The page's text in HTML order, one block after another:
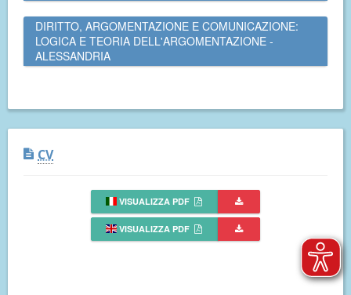
DIRITTO, ARGOMENTAZIONE E COMUNICAZIONE:
LOGICA E TEORIA DELL'ARGOMENTAZIONE -
ALESSANDRIA
CV
VISUALIZZA PDF
VISUALIZZA PDF